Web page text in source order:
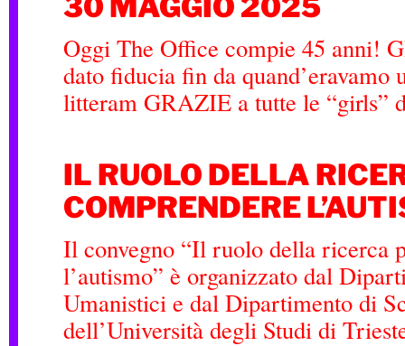
Oggi The Office compie 45 anni!
dato fiducia fin da quand’eravamo
litteram GRAZIE a tutte le
IL RUOLO DELLA
COMPRENDERE
Il convegno “Il ruolo della ricerca
l’autismo” è organizzato dal
Umanistici e dal Dipartimento di
dell’Università degli Studi di